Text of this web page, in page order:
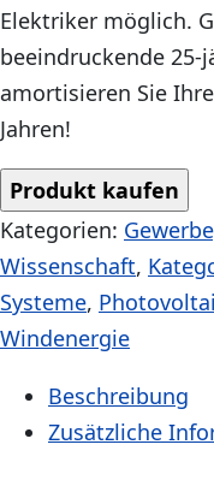
Elektriker möglich.
beeindruckende
amortisieren Sie
Jahren!
Produkt kaufen
Kategorien:
Wissenschaft,
Systeme,
Windenergie
Beschreibung
Zusätzliche